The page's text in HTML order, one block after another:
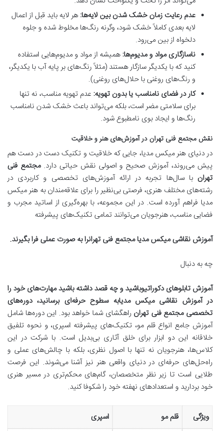
عدم رعایت زمان خشک شدن بین لایه‌ها: هر لایه باید قبل از اعمال
لایه بعدی کاملاً خشک شود، وگرنه رنگ‌ها مخلوط شده و جلوه
دلخواه از بین می‌رود.
ناسازگاری مواد و مدیوم‌ها: همیشه از مواد و مدیوم‌هایی استفاده
کنید که با یکدیگر سازگار هستند (مثلاً رنگ‌های بر پایه آب با یکدیگر،
و رنگ‌های روغنی با حلال‌های روغنی).
کار در فضای نامناسب یا بدون تهویه: عدم تهویه مناسب، نه تنها
برای سلامتی مضر است، بلکه می‌تواند باعث خشک شدن نامناسب
رنگ‌ها و ایجاد بوی نامطبوع شود.
نقش مجتمع فنی تهران در آموزش‌های هنر و خلاقیت
در دنیای هنر میکس مدیا، جایی که خلاقیت و تکنیک دست در دست هم
پیش می‌روند، آموزش صحیح و اصولی نقش حیاتی دارد.مجتمع فنی
تهران با سال‌ها تجربه در ارائه آموزش‌های تخصصی و کاربردی در
رشته‌های مختلف هنری، فرصتی بی‌نظیر را برای علاقه‌مندان به هنر میکس
مدیا فراهم آورده است. در این مجموعه، با بهره‌گیری از اساتید مجرب و
فضایی مناسب، هنرجویان می‌توانند تمامی تکنیک‌های پیشرفته
آموزش نقاشی میکس مدیا مجتمع فنی تهرانرا به صورت عملی فرا بگیرند.
چه به دنبال
آموزش تابلوهای دکوراتیوباشید و چه قصد داشته باشید مهارت‌های خود را
درآموزش نقاشی میکس مدیابه سطوح حرفه‌ای برسانید، دوره‌های
تخصصیمجتمع فنی تهران راهگشای شما خواهد بود. این دوره‌ها شامل
آموزش جامع انواع قلم مو، تکنیک‌های پیشرفته اسپری، و نحوه تلفیق
خلاقانه این دو ابزار برای خلق آثاری بی‌بدیل است. با شرکت در این
کلاس‌ها، هنرجویان نه تنها با اصول نظری، بلکه با چالش‌های عملی و
راه‌حل‌های حرفه‌ای در دنیای واقعی هنر نیز آشنا می‌شوند. این فرصت
طلایی است تا زیر نظر متخصصان، گام‌های محکم‌تری در مسیر هنری
خود بردارید و استعدادهای نهفته خود را شکوفا کنید.
ویژگی قلم مو
اسپری